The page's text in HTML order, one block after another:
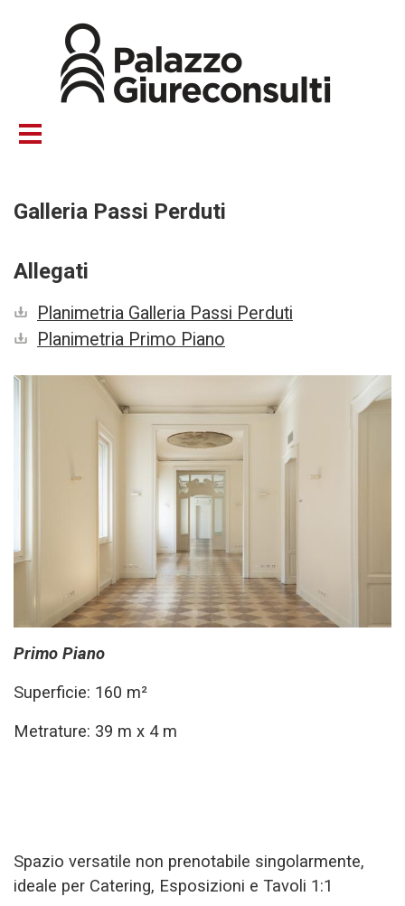
contenuto
principale
Galleria Passi Perduti
Allegati
Planimetria Galleria Passi Perduti
Planimetria Primo Piano
Primo Piano
Superficie: 160 m²
Metrature: 39 m x 4 m
Spazio versatile non prenotabile singolarmente,
ideale per Catering, Esposizioni e Tavoli 1:1